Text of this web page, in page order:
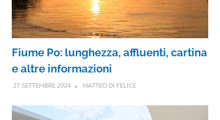
Fiume Po: lunghezza, affluenti, cartina
e altre informazioni
27 SETTEMBRE 2024 MATTEO DI FELICE